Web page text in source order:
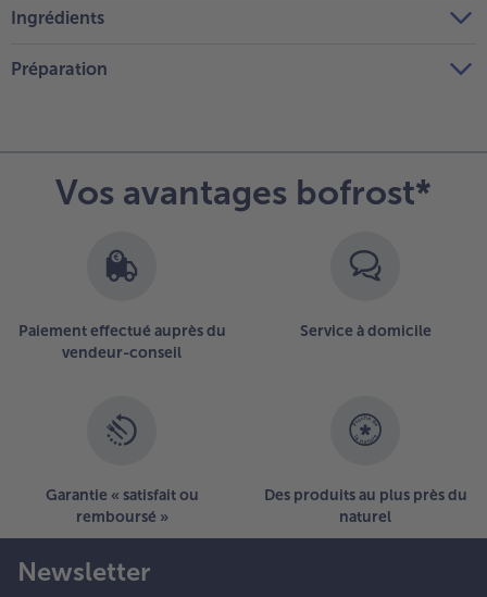
Ingrédients
Préparation
Vos avantages bofrost*
Paiement effectué auprès du
vendeur-conseil
Service à domicile
Garantie « satisfait ou
remboursé »
Des produits au plus près du
naturel
Newsletter